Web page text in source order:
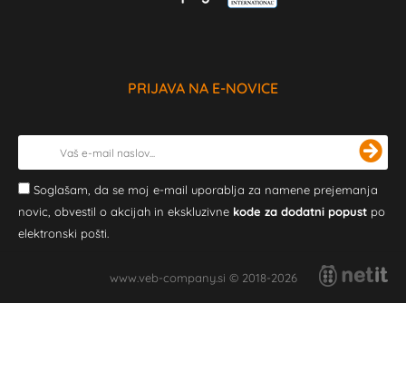
PRIJAVA NA E-NOVICE
Soglašam, da se moj e-mail uporablja za namene prejemanja
novic, obvestil o akcijah in ekskluzivne kode za dodatni popust po
elektronski pošti.
www.veb-company.si © 2018-2026